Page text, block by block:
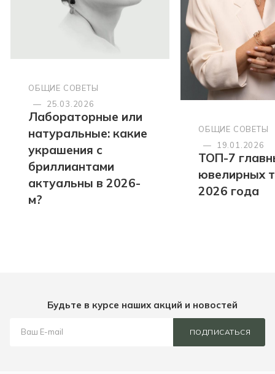
ОБЩИЕ СОВЕТЫ
—
25.03.2026
Лабораторные или
натуральные: какие
украшения с
бриллиантами
актуальны в 2026-
м?
ОБЩИЕ СОВЕТЫ
—
19.01.2026
ТОП-7
ювелирных
2026 года
Будьте в курсе наших акций и новостей
ПОДПИСАТЬСЯ